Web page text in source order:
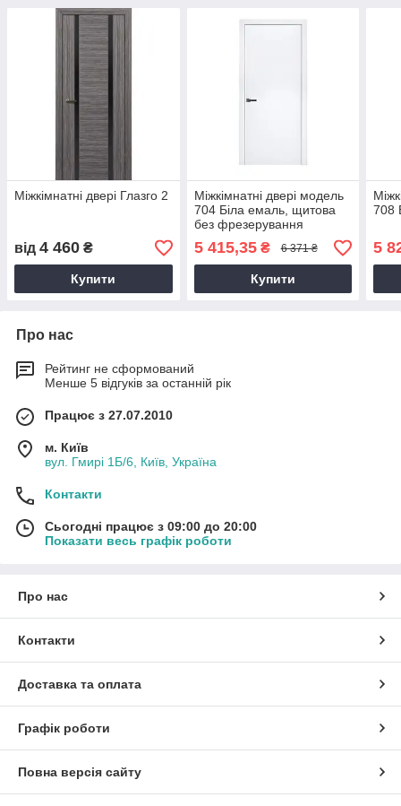
Міжкімнатні двері Глазго 2
від 4 460 ₴
Купити
Міжкімнатні двері модель
704 Біла емаль, щитова
без фрезерування
5 415,35₴ 6 371 ₴
Купити
708
5
Про нас
Рейтинг не сформований
Менше 5 відгуків за останній рік
Працює з 27.07.2010
м. Київ
вул. Гмирі 1Б/6, Київ, Україна
Контакти
Сьогодні працює з 09:00 до 20:00
Показати весь графік роботи
Про нас
Контакти
Доставка та оплата
Графік роботи
Повна версія сайту